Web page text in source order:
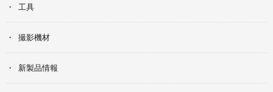
工具
撮影機材
新製品情報